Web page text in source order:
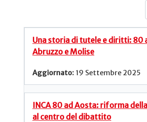
Una storia di tutele e diritti: 80
Abruzzo e Molise
19 Settembre 2025
INCA 80 ad Aosta: riforma
al centro del dibattito